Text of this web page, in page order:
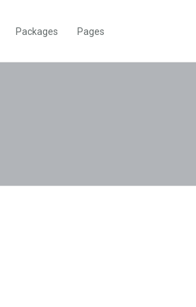
Packages Pages